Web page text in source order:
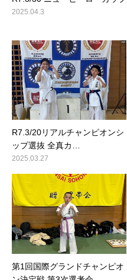
2025.04.3
R7.3/20リアルチャンピオンシ
ップ選抜 全真カ…
2025.03.27
第1回国際グランドチャンピオ